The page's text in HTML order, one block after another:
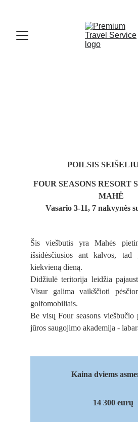
POILSIS
FOUR SEASONS RESORT
MAHĖ
Vasario 3-11, 7 nakvynės
Kaina dviems
14 300 eurų
Šis viešbutis yra Mahės
išsidėsčiusios ant kalvos, tad
kiekvieną dieną.
Didžiulė teritorija leidžia
Visur galima vaikščioti
golfomobiliais.
Be visų Four seasons viešbučio
jūros saugojimo akademija -